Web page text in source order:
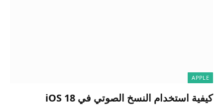
APPLE
كيفية استخدام النسخ الصوتي في iOS 18